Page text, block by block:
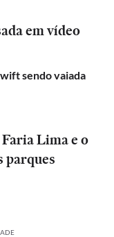
em vídeo
sendo vaiada
Lima e o
parques